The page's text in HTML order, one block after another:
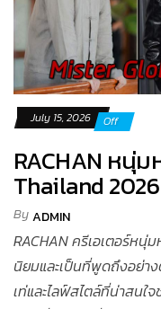
July 15, 2026 Off
RACHAN หนุ่
Thailand
ByADMIN
RACHAN ครีเอเตอร์ห
นิยมและเป็นที่พูดถึงอย่า
เท่และไลฟ์สไตล์ที่น่าสนใ